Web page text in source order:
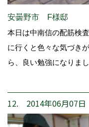
安曇野市 F様邸
本日は中南信の配筋検
に行くと色々な気づき
ら、良い勉強になりまし
12. 2014年06月07日